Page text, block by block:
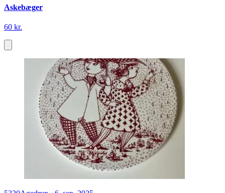
Askebæger
60 kr.